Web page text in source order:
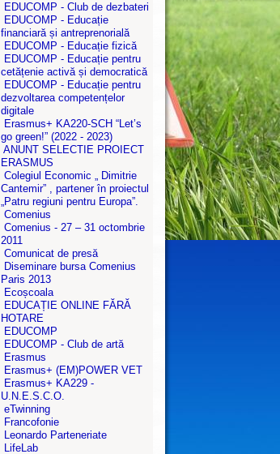
EDUCOMP - Club de dezbateri
EDUCOMP - Educație
financiară și antreprenorială
EDUCOMP - Educație fizică
EDUCOMP - Educație pentru
cetățenie activă și democratică
EDUCOMP - Educație pentru
dezvoltarea competențelor
digitale
Erasmus+ KA220-SCH “Let’s
go green!” (2022 - 2023)
ANUNT SELECTIE PROIECT
ERASMUS
Colegiul Economic „ Dimitrie
Cantemir” , partener în proiectul
„Patru regiuni pentru Europa”.
Comenius
Comenius - 27 – 31 octombrie
2011
Comunicat de presă
Diseminare bursa Comenius
Paris 2013
Ecoșcoala
EDUCAȚIE ONLINE FĂRĂ
HOTARE
EDUCOMP
EDUCOMP - Club de artă
Erasmus
Erasmus+ (EM)POWER VET
Erasmus+ KA229 -
U.N.E.S.C.O.
eTwinning
Francofonie
Leonardo Parteneriate
LifeLab